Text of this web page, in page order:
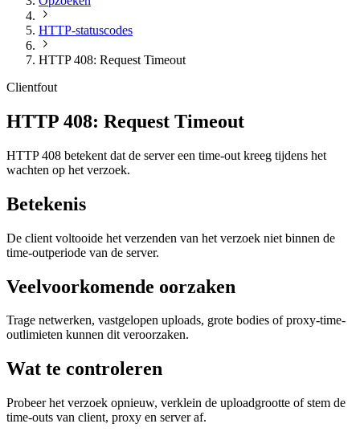
HTTP-statuscodes
HTTP 408: Request Timeout
Clientfout
HTTP 408: Request Timeout
HTTP 408 betekent dat de server een time-out kreeg tijdens het
wachten op het verzoek.
Betekenis
De client voltooide het verzenden van het verzoek niet binnen de
time-outperiode van de server.
Veelvoorkomende oorzaken
Trage netwerken, vastgelopen uploads, grote bodies of proxy-time-
outlimieten kunnen dit veroorzaken.
Wat te controleren
Probeer het verzoek opnieuw, verklein de uploadgrootte of stem de
time-outs van client, proxy en server af.